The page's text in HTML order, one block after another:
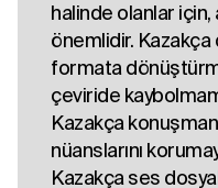
halinde olanlar
önemlidir. Kazakça
formata
çeviride
Kazakça
nüanslarını
Kazakça ses